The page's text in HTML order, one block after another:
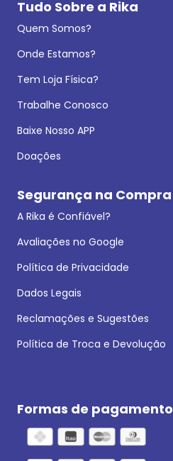
Tudo Sobre a Rika
Quem Somos?
Onde Estamos?
Tem Loja Física?
Trabalhe Conosco
Baixe Nosso APP
Doações
Segurança na Compra
A Rika é Confiável?
Avaliações no Google
Política de Privacidade
Dados Legais
Reclamações e Sugestões
Política de Troca e Devolução
Formas de pagamento